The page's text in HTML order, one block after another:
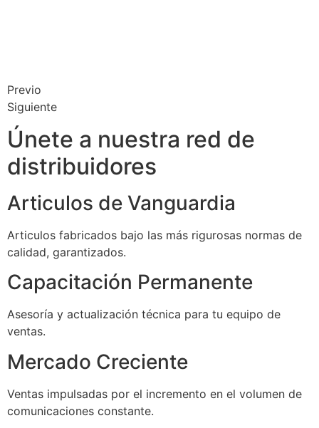
Previo
Siguiente
Únete a nuestra red de
distribuidores
Articulos de Vanguardia
Articulos fabricados bajo las más rigurosas normas de
calidad, garantizados.
Capacitación Permanente
Asesoría y actualización técnica para tu equipo de
ventas.
Mercado Creciente
Ventas impulsadas por el incremento en el volumen de
comunicaciones constante.